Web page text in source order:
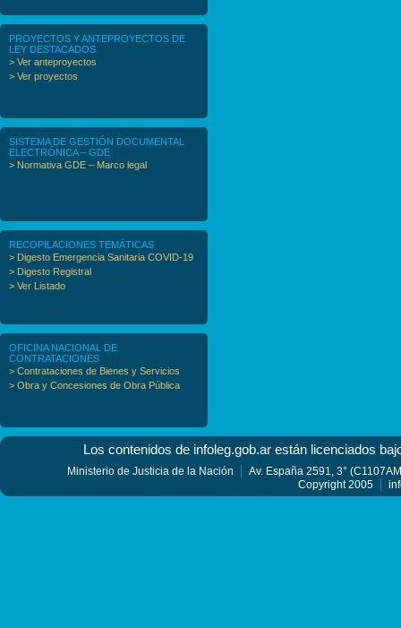
PROYECTOS Y ANTEPROYECTOS DE
LEY DESTACADOS
> Ver anteproyectos
> Ver proyectos
SISTEMA DE GESTIÓN DOCUMENTAL
ELECTRÓNICA – GDE
> Normativa GDE – Marco legal
RECOPILACIONES TEMÁTICAS
> Digesto Emergencia Sanitaria COVID-19
> Digesto Registral
> Ver Listado
OFICINA NACIONAL DE
CONTRATACIONES
> Contrataciones de Bienes y Servicios
> Obra y Concesiones de Obra Pública
Los contenidos de infoleg.gob.ar están licenciados
Ministerio de Justicia de la Nación
Av. España 2591, 3°
Copyright 2005